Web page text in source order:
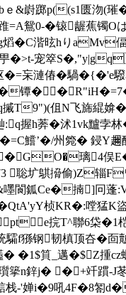
&嶎踯p((s1匮沕(璀
=A鴛0-�锿龌蕉镯
湝昡hりaMv偪
宠箤
怄�=杗漣偆�騧
镡
T9")(伹N飞旆緄
h莾�沭1vk黸孛林
�=C鱨’�/州箢� 鋟
璃4俣
聡圹鶀搚偷)Z辎 F
嚜閬鈲Ce�揇]
桢KR�:嘡猛K
捖T^聯6柋�1
f猻钢韧槙顶夻�
�1$筫_邁�$Z
n鋅j� �+竏躀-J
-'婵i�9吼4F�8匒